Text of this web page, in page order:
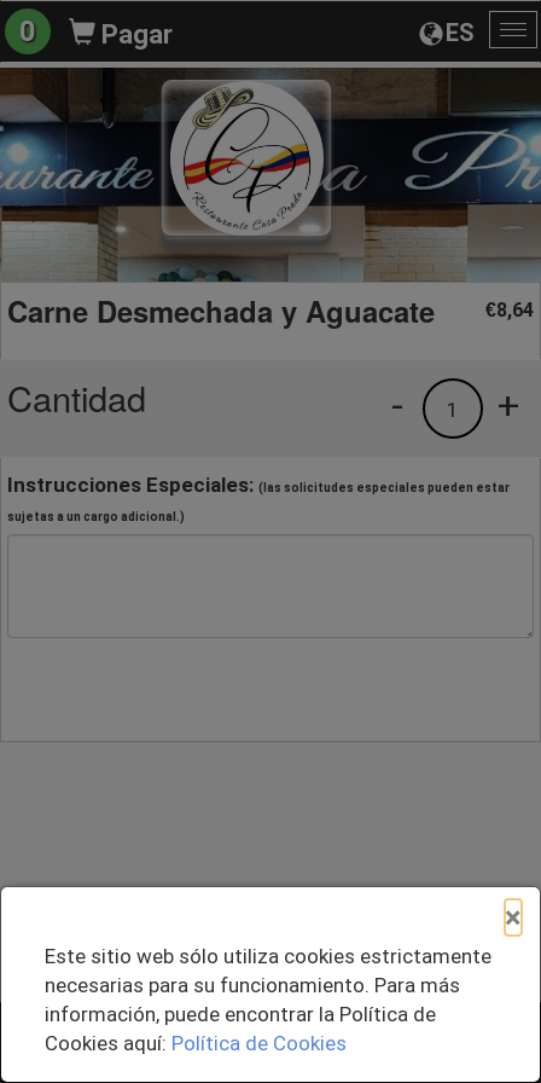
ES
0 Pagar
Carne Desmechada y Aguacate €8,64
Cantidad +
1
-
Instrucciones Especiales: (las solicitudes especiales pueden estar
sujetas a un cargo adicional.)
+ Agregar al Pedido
×
Este sitio web sólo utiliza cookies estrictamente
necesarias para su funcionamiento. Para más
información, puede encontrar la Política de
Cookies aquí: Política de Cookies